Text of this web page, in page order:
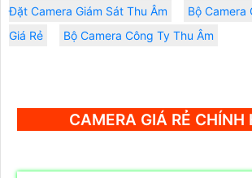
Đặt Camera Giám Sát Thu Âm
Bộ Camera
Giá Rẻ
Bộ Camera Công Ty Thu Âm
CAMERA GIÁ RẺ CHÍNH